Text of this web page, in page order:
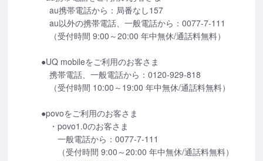
au携帯電話から：局番なし157
au以外の携帯電話、一般電話から：0077-7-111
（受付時間 9:00～20:00 年中無休/通話料無料）
●UQ mobileをご利用のお客さま
携帯電話、一般電話から：0120-929-818
（受付時間 10:00～19:00 年中無休/通話料無料）
●povoをご利用のお客さま
・povo1.0のお客さま
一般電話から：0077-7-111
（受付時間 9:00～20:00 年中無休/通話料無料）